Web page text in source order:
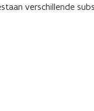
verschillende